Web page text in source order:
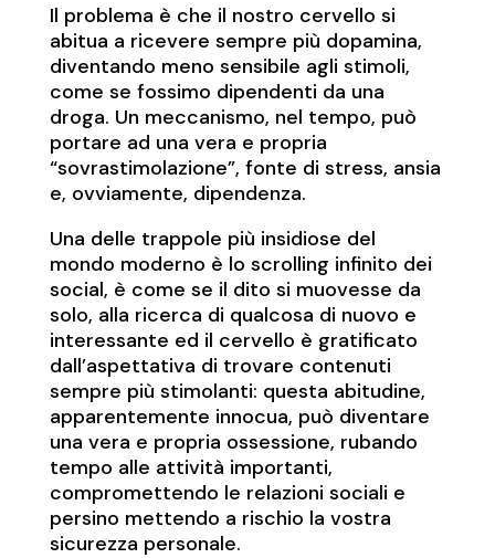
Il problema è che il nostro cervello si
abitua a ricevere sempre più dopamina,
diventando meno sensibile agli stimoli,
come se fossimo dipendenti da una
droga. Un meccanismo, nel tempo, può
portare ad una vera e propria
“sovrastimolazione”, fonte di stress, ansia
e, ovviamente, dipendenza.
Una delle trappole più insidiose del
mondo moderno è lo scrolling infinito dei
social, è come se il dito si muovesse da
solo, alla ricerca di qualcosa di nuovo e
interessante ed il cervello è gratificato
dall’aspettativa di trovare contenuti
sempre più stimolanti: questa abitudine,
apparentemente innocua, può diventare
una vera e propria ossessione, rubando
tempo alle attività importanti,
compromettendo le relazioni sociali e
persino mettendo a rischio la vostra
sicurezza personale.